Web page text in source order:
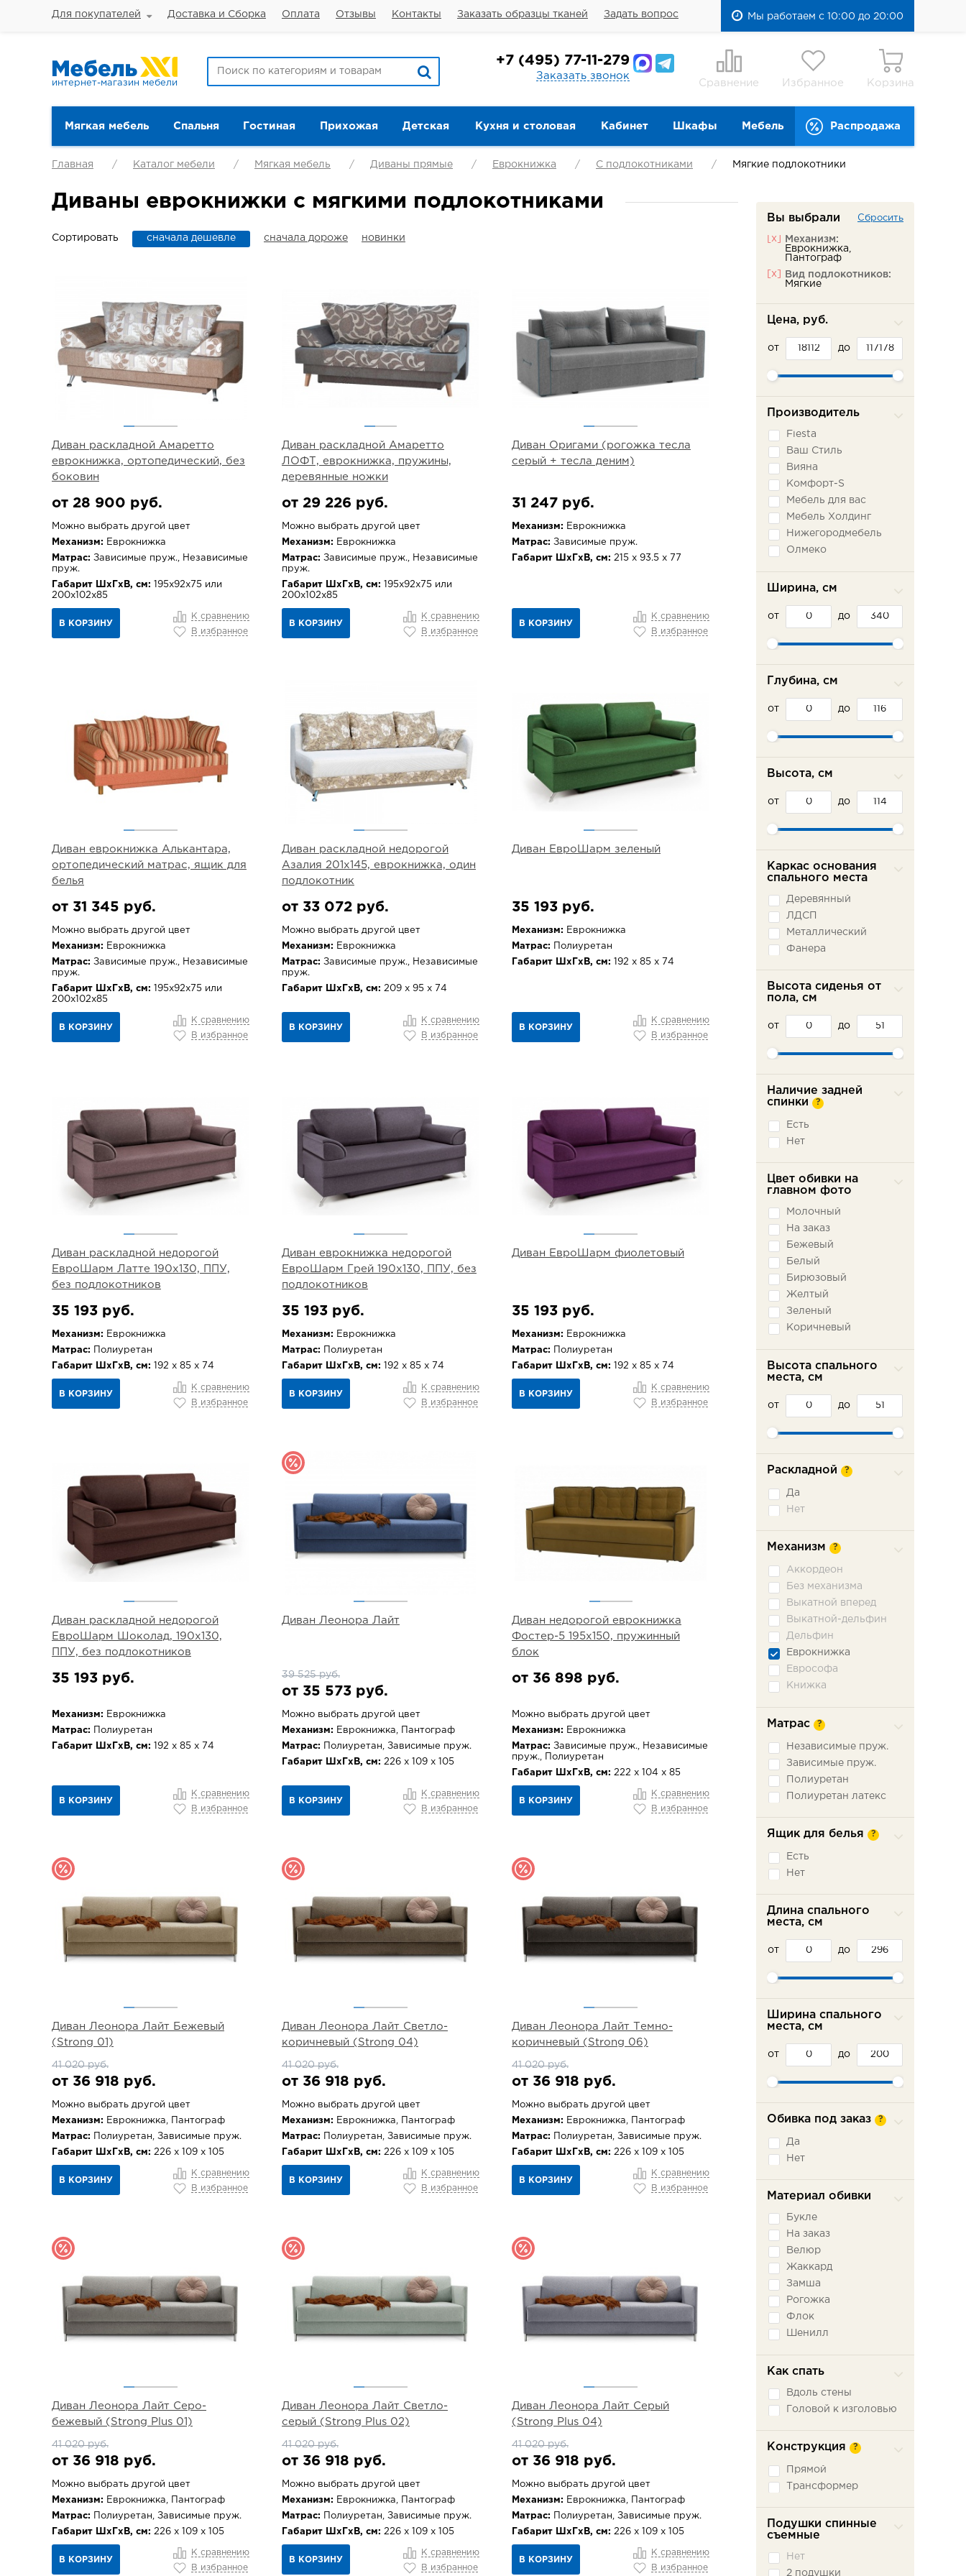
Для покупателей Доставка и Сборка Оплата Отзывы Контакты Заказать образцы тканей Задать вопрос Мы работаем с 10:00 до 20:00
интернет-магазин мебели
+7 (495) 77-11-279
Заказать звонок
Сравнение Избранное Корзина
Мягкая мебель Спальня Гостиная Прихожая Детская Кухня и столовая Кабинет Шкафы Мебель Распродажа
Главная Каталог мебели Мягкая мебель Диваны прямые Еврокнижка С подлокотниками Мягкие подлокотники
Диваны еврокнижки с мягкими подлокотниками
Сортировать сначала дешевле сначала дороже новинки
Диван раскладной Амаретто
еврокнижка, ортопедический, без
боковин
от 28 900 руб.
Можно выбрать другой цвет
Механизм: Еврокнижка
Матрас: Зависимые пруж., Независимые
пруж.
Габарит ШхГхВ, см: 195х92х75 или
200х102х85
В КОРЗИНУ
К сравнению
В избранное
Диван раскладной Амаретто
ЛОФТ, еврокнижка, пружины,
деревянные ножки
от 29 226 руб.
Можно выбрать другой цвет
Механизм: Еврокнижка
Матрас: Зависимые пруж., Независимые
пруж.
Габарит ШхГхВ, см: 195х92х75 или
200х102х85
В КОРЗИНУ
К сравнению
В избранное
Диван Оригами (рогожка тесла
серый + тесла деним)
31 247 руб.
Механизм: Еврокнижка
Матрас: Зависимые пруж.
Габарит ШхГхВ, см: 215 х 93.5 х 77
В КОРЗИНУ
К сравнению
В избранное
Диван еврокнижка Алькантара,
ортопедический матрас, ящик для
белья
от 31 345 руб.
Можно выбрать другой цвет
Механизм: Еврокнижка
Матрас: Зависимые пруж., Независимые
пруж.
Габарит ШхГхВ, см: 195х92х75 или
200х102х85
В КОРЗИНУ
К сравнению
В избранное
Диван раскладной недорогой
Азалия 201х145, еврокнижка, один
подлокотник
от 33 072 руб.
Можно выбрать другой цвет
Механизм: Еврокнижка
Матрас: Зависимые пруж., Независимые
пруж.
Габарит ШхГхВ, см: 209 х 95 х 74
В КОРЗИНУ
К сравнению
В избранное
Диван ЕвроШарм зеленый
35 193 руб.
Механизм: Еврокнижка
Матрас: Полиуретан
Габарит ШхГхВ, см: 192 х 85 х 74
В КОРЗИНУ
К сравнению
В избранное
Диван раскладной недорогой
ЕвроШарм Латте 190х130, ППУ,
без подлокотников
35 193 руб.
Механизм: Еврокнижка
Матрас: Полиуретан
Габарит ШхГхВ, см: 192 х 85 х 74
В КОРЗИНУ
К сравнению
В избранное
Диван еврокнижка недорогой
ЕвроШарм Грей 190х130, ППУ, без
подлокотников
35 193 руб.
Механизм: Еврокнижка
Матрас: Полиуретан
Габарит ШхГхВ, см: 192 х 85 х 74
В КОРЗИНУ
К сравнению
В избранное
Диван ЕвроШарм фиолетовый
35 193 руб.
Механизм: Еврокнижка
Матрас: Полиуретан
Габарит ШхГхВ, см: 192 х 85 х 74
В КОРЗИНУ
К сравнению
В избранное
Диван раскладной недорогой
ЕвроШарм Шоколад, 190х130,
ППУ, без подлокотников
35 193 руб.
Механизм: Еврокнижка
Матрас: Полиуретан
Габарит ШхГхВ, см: 192 х 85 х 74
В КОРЗИНУ
К сравнению
В избранное
Диван Леонора Лайт
39 525 руб.
от 35 573 руб.
Можно выбрать другой цвет
Механизм: Еврокнижка, Пантограф
Матрас: Полиуретан, Зависимые пруж.
Габарит ШхГхВ, см: 226 х 109 х 105
В КОРЗИНУ
К сравнению
В избранное
Диван недорогой еврокнижка
Фостер-5 195х150, пружинный
блок
от 36 898 руб.
Можно выбрать другой цвет
Механизм: Еврокнижка
Матрас: Зависимые пруж., Независимые
пруж., Полиуретан
Габарит ШхГхВ, см: 222 х 104 х 85
В КОРЗИНУ
К сравнению
В избранное
Диван Леонора Лайт Бежевый
(Strong 01)
41 020 руб.
от 36 918 руб.
Можно выбрать другой цвет
Механизм: Еврокнижка, Пантограф
Матрас: Полиуретан, Зависимые пруж.
Габарит ШхГхВ, см: 226 х 109 х 105
В КОРЗИНУ
К сравнению
В избранное
Диван Леонора Лайт Светло-
коричневый (Strong 04)
41 020 руб.
от 36 918 руб.
Можно выбрать другой цвет
Механизм: Еврокнижка, Пантограф
Матрас: Полиуретан, Зависимые пруж.
Габарит ШхГхВ, см: 226 х 109 х 105
В КОРЗИНУ
К сравнению
В избранное
Диван Леонора Лайт Темно-
коричневый (Strong 06)
41 020 руб.
от 36 918 руб.
Можно выбрать другой цвет
Механизм: Еврокнижка, Пантограф
Матрас: Полиуретан, Зависимые пруж.
Габарит ШхГхВ, см: 226 х 109 х 105
В КОРЗИНУ
К сравнению
В избранное
Диван Леонора Лайт Серо-
бежевый (Strong Plus 01)
41 020 руб.
от 36 918 руб.
Можно выбрать другой цвет
Механизм: Еврокнижка, Пантограф
Матрас: Полиуретан, Зависимые пруж.
Габарит ШхГхВ, см: 226 х 109 х 105
В КОРЗИНУ
К сравнению
В избранное
Диван Леонора Лайт Светло-
серый (Strong Plus 02)
41 020 руб.
от 36 918 руб.
Можно выбрать другой цвет
Механизм: Еврокнижка, Пантограф
Матрас: Полиуретан, Зависимые пруж.
Габарит ШхГхВ, см: 226 х 109 х 105
В КОРЗИНУ
К сравнению
В избранное
Диван Леонора Лайт Серый
(Strong Plus 04)
41 020 руб.
от 36 918 руб.
Можно выбрать другой цвет
Механизм: Еврокнижка, Пантограф
Матрас: Полиуретан, Зависимые пруж.
Габарит ШхГхВ, см: 226 х 109 х 105
В КОРЗИНУ
К сравнению
В избранное
Вы выбрали Сбросить
[x]
Механизм:
Еврокнижка,
Пантограф
[x]
Вид подлокотников:
Мягкие
Цена, руб.
от до
Производитель
Fiesta
Ваш Стиль
Вияна
Комфорт-S
Мебель для вас
Мебель Холдинг
Нижегородмебель
Олмеко
Фламинго
Ширина, см
от до
Глубина, см
от до
Высота, см
от до
Каркас основания
спального места
Деревянный
ЛДСП
Металлический
Фанера
Высота сиденья от
пола, см
от до
Наличие задней
спинки
?
Есть
Нет
Цвет обивки на
главном фото
Молочный
На заказ
Бежевый
Белый
Бирюзовый
Желтый
Зеленый
Коричневый
Розовый
Серый
Синий
Высота спального
места, см
от до
Раскладной ?
Да
Нет
Механизм ?
Аккордеон
Без механизма
Выкатной вперед
Выкатной-дельфин
Дельфин
Еврокнижка
Еврософа
Книжка
Малютка
Пантограф
Подъемное сидение
Сабля
Трехсекционная
Седафлекс
раскладушка
Матрас ?
Независимые пруж.
Зависимые пруж.
Полиуретан
Полиуретан латекс
Ящик для белья ?
Есть
Нет
Длина спального
места, см
от до
Ширина спального
места, см
от до
Обивка под заказ ?
Да
Нет
Материал обивки
Букле
На заказ
Велюр
Жаккард
Замша
Рогожка
Флок
Шенилл
Как спать
Вдоль стены
Головой к изголовью
Конструкция ?
Прямой
Трансформер
Подушки спинные
съемные
Нет
2 подушки